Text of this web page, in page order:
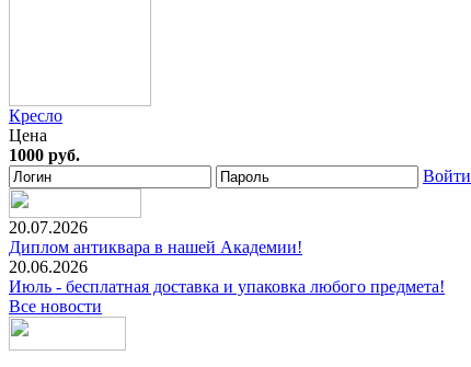
Кресло
Цена
1000 руб.
Войти
20.07.2026
Диплом антиквара в нашей Академии!
20.06.2026
Июль - бесплатная доставка и упаковка любого предмета!
Все новости